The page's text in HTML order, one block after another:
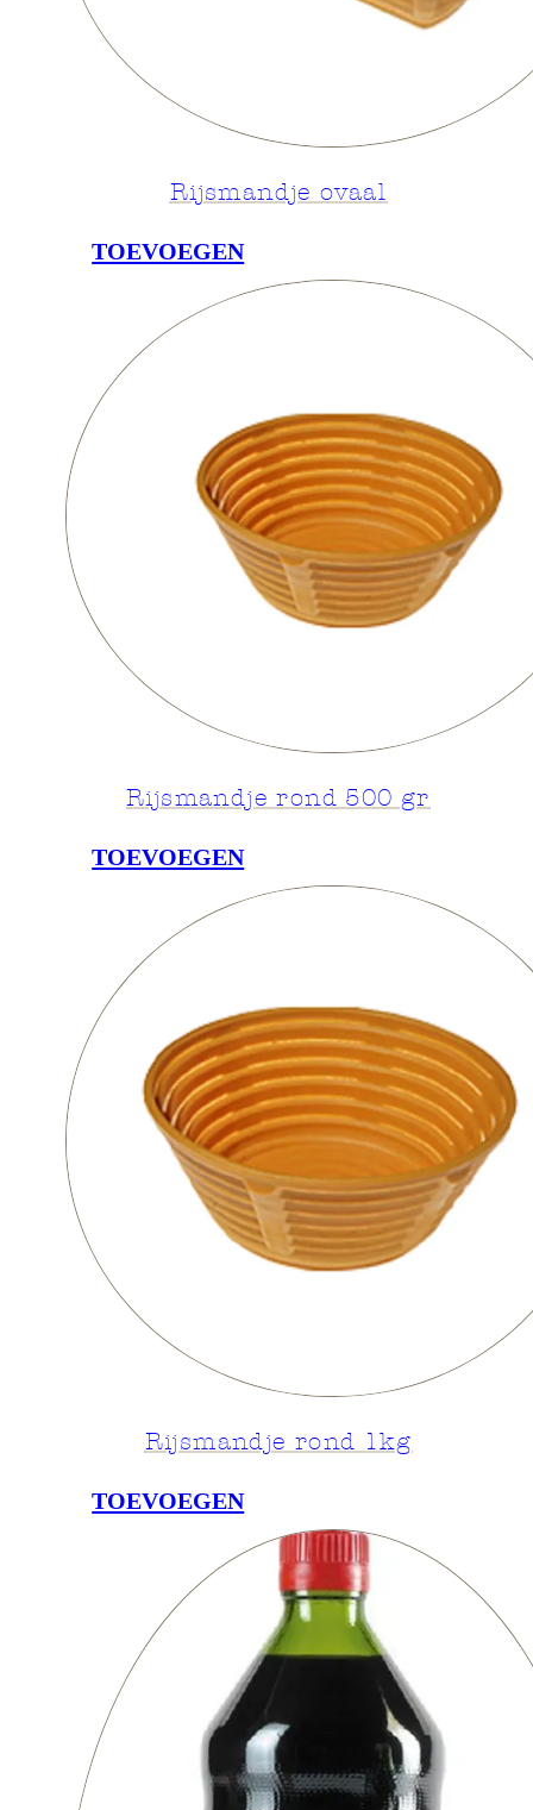
Rijsmandje ovaal
TOEVOEGEN
Rijsmandje rond 500 gr
TOEVOEGEN
Rijsmandje rond 1kg
TOEVOEGEN